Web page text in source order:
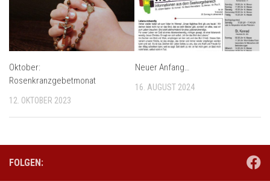
Oktober:
Rosenkranzgebetmonat
12. OKTOBER 2023
Neuer Anfang…
16. AUGUST 2024
FOLGEN: